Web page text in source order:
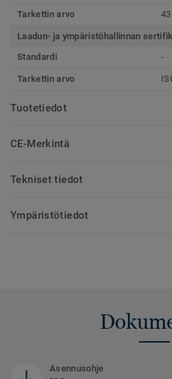
Tarkettin arvo
Laadun- ja ympäristöhallinnan
Standardi
-
Tarkettin arvo
Tuotetiedot
CE-Merkintä
Tekniset tiedot
Ympäristötiedot
Asennusohje